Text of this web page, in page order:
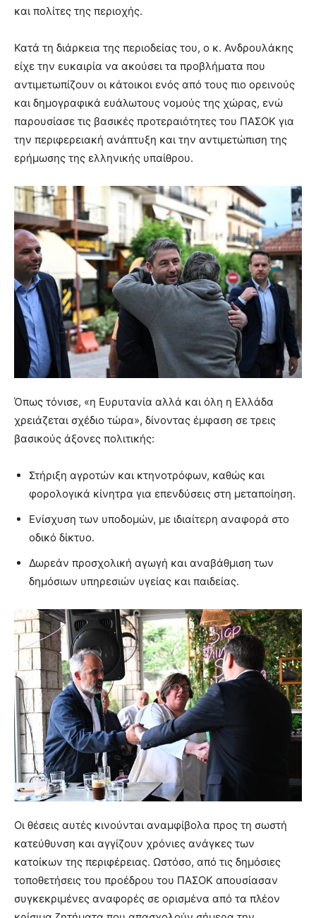
και πολίτες της περιοχής.
Κατά τη διάρκεια της περιοδείας του, ο κ. Ανδρουλάκης
είχε την ευκαιρία να ακούσει τα προβλήματα που
αντιμετωπίζουν οι κάτοικοι ενός από τους πιο ορεινούς
και δημογραφικά ευάλωτους νομούς της χώρας, ενώ
παρουσίασε τις βασικές προτεραιότητες του ΠΑΣΟΚ για
την περιφερειακή ανάπτυξη και την αντιμετώπιση της
ερήμωσης της ελληνικής υπαίθρου.
Όπως τόνισε, «η Ευρυτανία αλλά και όλη η Ελλάδα
χρειάζεται σχέδιο τώρα», δίνοντας έμφαση σε τρεις
βασικούς άξονες πολιτικής:
Στήριξη αγροτών και κτηνοτρόφων, καθώς και
φορολογικά κίνητρα για επενδύσεις στη μεταποίηση.
Ενίσχυση των υποδομών, με ιδιαίτερη αναφορά στο
οδικό δίκτυο.
Δωρεάν προσχολική αγωγή και αναβάθμιση των
δημόσιων υπηρεσιών υγείας και παιδείας.
Οι θέσεις αυτές κινούνται αναμφίβολα προς τη σωστή
κατεύθυνση και αγγίζουν χρόνιες ανάγκες των
κατοίκων της περιφέρειας. Ωστόσο, από τις δημόσιες
τοποθετήσεις του προέδρου του ΠΑΣΟΚ απουσίασαν
συγκεκριμένες αναφορές σε ορισμένα από τα πλέον